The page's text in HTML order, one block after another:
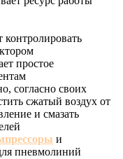
простое
согласно своих
сжатый воздух от
и смазать
и
пневмолиний